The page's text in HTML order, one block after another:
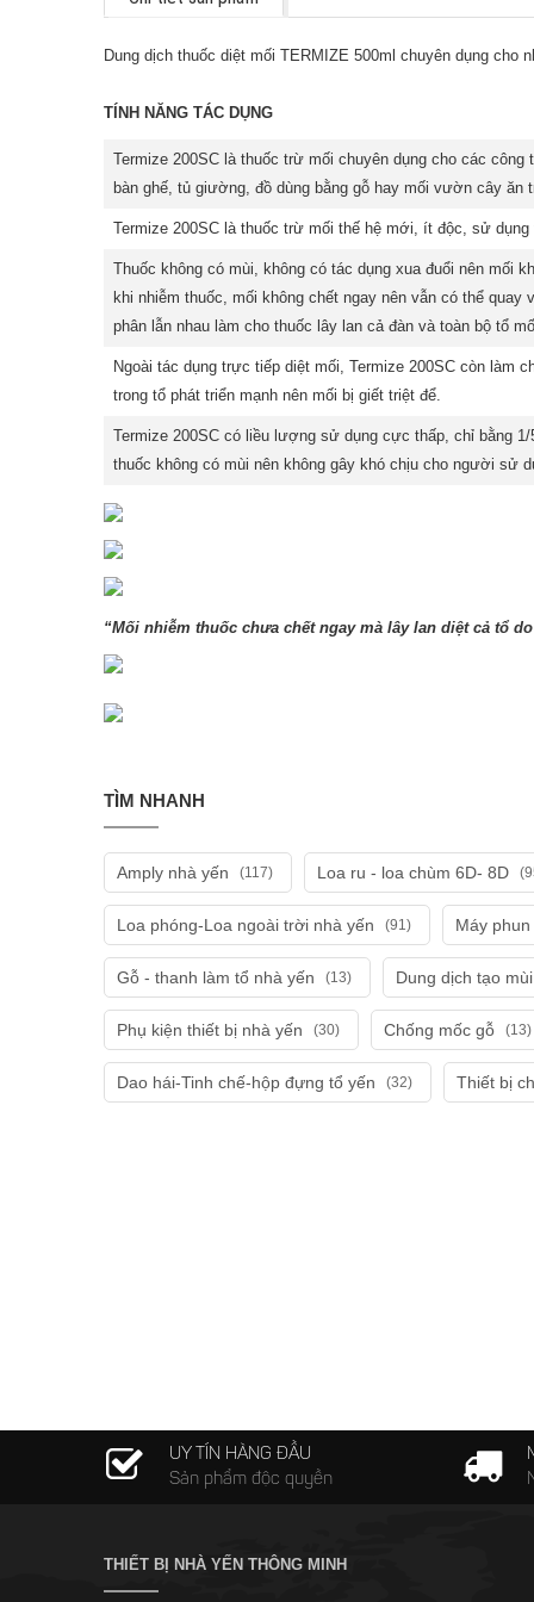
Dung dịch thuốc diệt mối TERMIZE 500ml chuyên dụng cho
TÍNH NĂNG TÁC DỤNG
Termize 200SC là thuốc trừ mối chuyên dụng cho các
bàn ghế, tủ giường, đồ dùng bằng gỗ hay mối vườn cây
Termize 200SC là thuốc trừ mối thế hệ mới, ít độc, sử
Thuốc không có mùi, không có tác dụng xua đuổi nên mối
khi nhiễm thuốc, mối không chết ngay nên vẫn có thể
phân lẫn nhau làm cho thuốc lây lan cả đàn và toàn bộ tổ
Ngoài tác dụng trực tiếp diệt mối, Termize 200SC còn làm
trong tổ phát triển mạnh nên mối bị giết triệt để.
Termize 200SC có liều lượng sử dụng cực thấp, chỉ bằng
thuốc không có mùi nên không gây khó chịu cho người sử
“Mối nhiễm thuốc chưa chết ngay mà lây lan diệt cả tổ
TÌM NHANH
Amply nhà yến (117) Loa ru - loa chùm 6D- 8D
Loa phóng-Loa ngoài trời nhà yến (91) Máy
Gỗ - thanh làm tổ nhà yến (13) Dung dịch tạo
Phụ kiện thiết bị nhà yến (30) Chống mốc gỗ (13)
Dao hái-Tinh chế-hộp đựng tổ yến (32) Thiết bị
UY TÍN HÀNG ĐẦU
Sản phẩm độc quyền
THIẾT BỊ NHÀ YẾN THÔNG MINH